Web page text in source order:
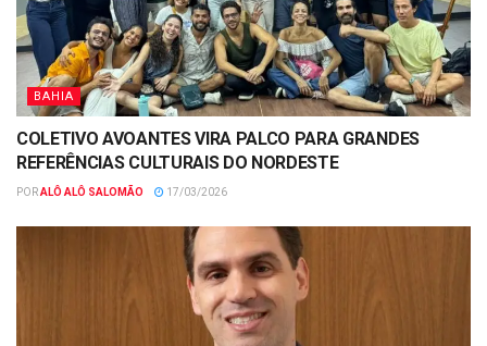
BAHIA
COLETIVO AVOANTES VIRA PALCO PARA GRANDES
REFERÊNCIAS CULTURAIS DO NORDESTE
PORALÔ ALÔ SALOMÃO 17/03/2026